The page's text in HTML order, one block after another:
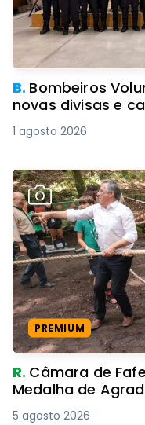
B. Bombeiros
novas divisas e
1 agosto 2026
PREMIUM
R. Câmara de Fafe
Medalha de
5 agosto 2026